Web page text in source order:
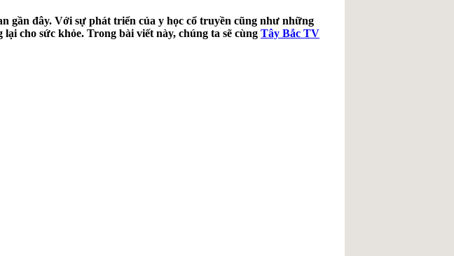
gần đây. Với sự phát triển của y học cổ truyền cũng như những
cho sức khỏe. Trong bài viết này, chúng ta sẽ cùng Tây Bắc TV